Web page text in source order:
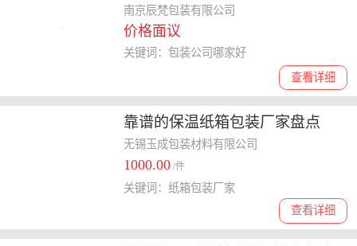
南
南京辰梵包装有限公司
价格面议
查看详细
关键词：包装公司哪家好
靠谱的保温纸箱包装厂家盘点
无锡玉成包装材料有限公司
1000.00 /件
查看详细
关键词：纸箱包装厂家